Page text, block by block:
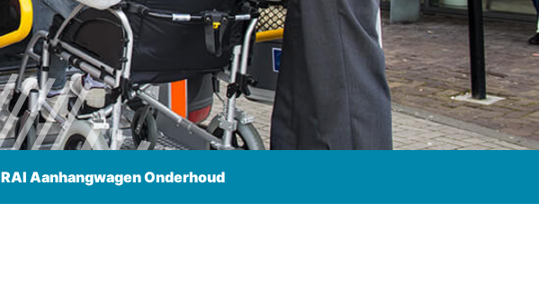
RAI Aanhangwagen Onderhoud